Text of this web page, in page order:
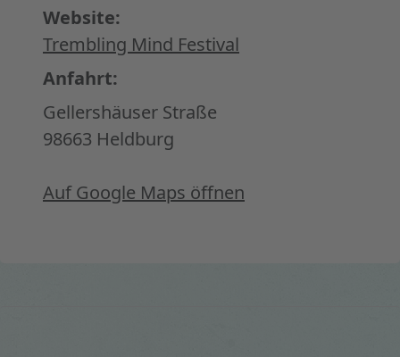
Website:
Trembling Mind Festival
Anfahrt:
Gellershäuser Straße
98663 Heldburg
Auf Google Maps öffnen